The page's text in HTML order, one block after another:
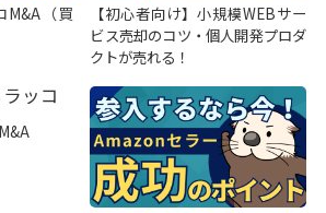
M&A（買
【初心者向け】小規模WEBサー
ビス売却のコツ・個人開発プロダ
クトが売れる！